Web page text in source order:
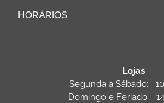
HORÁRIOS
Lojas
Segunda a Sábado:
Domingo e Feriado: